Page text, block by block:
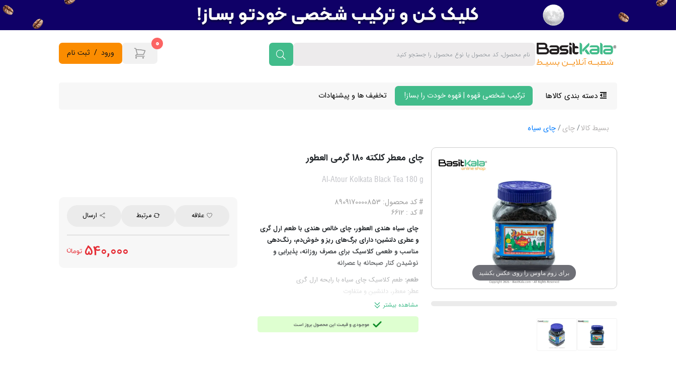
ثبت نام / ورود
0
دسته بندی کالاها ترکیب شخصی قهوه | قهوه خودت را بساز! تخفیف ها و پیشنهادات
بسیط کالا چای چای سیاه
برای زوم ماوس را روی عکس بکشید
چای معطر کلکته 180 گرمی العطور
Al-Atour Kolkata Black Tea 180 g
# کد محصول: 8909170000853
# کد : 6612
چای سیاه هندی العطور، چای خالص هندی با طعم ارل گری
و عطری دلنشین؛ دارای برگ‌های ریز و خوش‌دم، رنگ‌دهی
مناسب و طعمی کلاسیک برای مصرف روزانه، پذیرایی و
نوشیدن کنار صبحانه یا عصرانه
طعم: طعم کلاسیک چای سیاه با رایحه ارل گری
عطر: معطر، دلنشین و متفاوت
چرا انتخاب این محصول؟
خوش‌رنگ و مطمئن برای مصرف روزانه هستید، چای العطور
ارل گری با عطر دلنشین و طعم متفاوت، خیلی زود به انتخاب
مشاهده بیشتر
علاقه مرتبط ارسال
540,000